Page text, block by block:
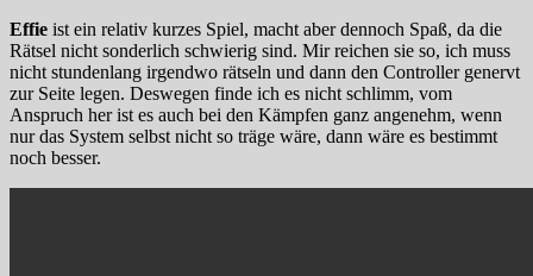
Effie ist ein relativ kurzes Spiel, macht aber dennoch Spaß, da die
Rätsel nicht sonderlich schwierig sind. Mir reichen sie so, ich muss
nicht stundenlang irgendwo rätseln und dann den Controller genervt
zur Seite legen. Deswegen finde ich es nicht schlimm, vom
Anspruch her ist es auch bei den Kämpfen ganz angenehm, wenn
nur das System selbst nicht so träge wäre, dann wäre es bestimmt
noch besser.